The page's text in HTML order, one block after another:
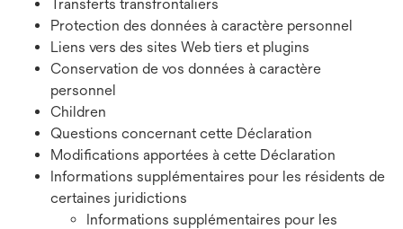
Transferts transfrontaliers
Protection des données à caractère personnel
Liens vers des sites Web tiers et plugins
Conservation de vos données à caractère
personnel
Children
Questions concernant cette Déclaration
Modifications apportées à cette Déclaration
Informations supplémentaires pour les résidents de
certaines juridictions
Informations supplémentaires pour les